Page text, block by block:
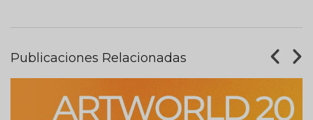
Publicaciones Relacionadas